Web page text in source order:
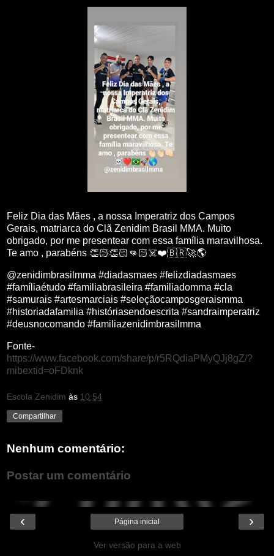
Feliz Dia das Mães , a nossa Imperatriz dos Campos
Gerais, matriarca do Clã Zenidim Brasil MMA. Muito
obrigado, por me presentear com essa família maravilhosa.
Te amo , parabéns 👏🏻👏🏻👊🏻☠️❤️🇧🇷🚀🌎
@zenidimbrasilmma #diadasmaes #felizdiadasmaes
#famíliaétudo #familiabrasileira #familiadomma #cla
#samurais #artesmarciais #seleçãocamposgeraismma
#historiadafamilia #históriasendoescrita #sandraimperatriz
#deusnocomando #familiazenidimbrasilmma
Fonte-
https://www.facebook.com/share/p/r5RQdiaPMyQJj8gZ/?
mibextid=oFDknk
Escola Zenidim às 10:54
Compartilhar
Nenhum comentário:
Postar um comentário
‹ ›
Página inicial
Ver versão para a web